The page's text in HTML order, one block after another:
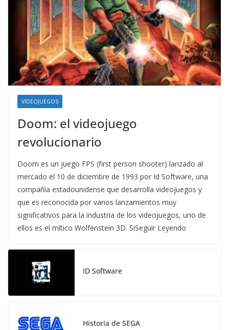
VIDEOJUEGOS
Doom: el videojuego
revolucionario
Doom es un juego FPS (first person shooter) lanzado al
mercado el 10 de diciembre de 1993 por Id Software, una
compañía estadounidense que desarrolla videojuegos y
que es reconocida por varios lanzamientos muy
significativos para la industria de los videojuegos, uno de
ellos es el mítico Wolfenstein 3D. SiSeguir Leyendo
ID Software
Historia de SEGA